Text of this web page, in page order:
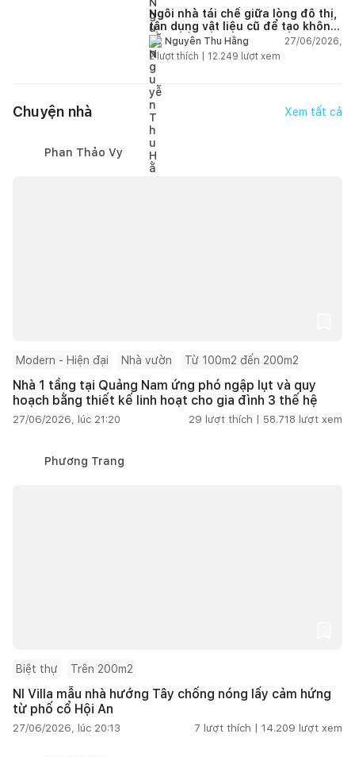
Ngôi nhà tái chế giữa lòng đô thị,
tận dụng vật liệu cũ để tạo không
gian sống linh hoạt
Nguyễn Thu Hằng
27/06/2026,
2lượt thích | 12.249 lượt xem
Chuyện nhà Xem tất cả
Phan Thảo Vy
Modern - Hiện đại Nhà vườn Từ 100m2 đến 200m2
Nhà 1 tầng tại Quảng Nam ứng phó ngập lụt và quy
hoạch bằng thiết kế linh hoạt cho gia đình 3 thế hệ
27/06/2026, lúc 21:20 29 lượt thích | 58.718 lượt xem
Phương Trang
Biệt thự Trên 200m2
NI Villa mẫu nhà hướng Tây chống nóng lấy cảm hứng
từ phố cổ Hội An
27/06/2026, lúc 20:13 7 lượt thích | 14.209 lượt xem